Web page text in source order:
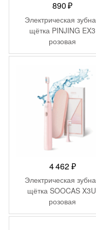
890₽
Электрическая
щётка PINJING EX3
розовая
4 462₽
Электрическая
щётка SOOCAS
розовая